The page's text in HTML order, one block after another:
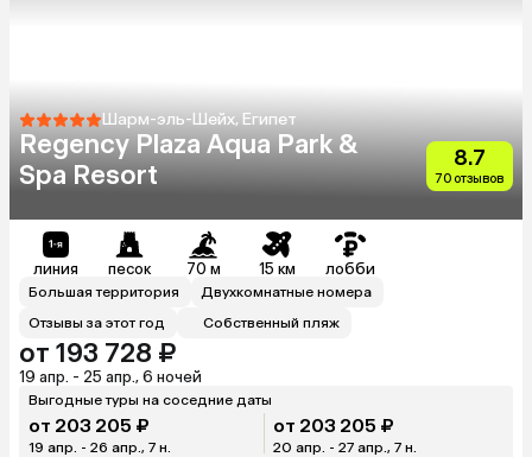
Шарм-эль-Шейх, Египет
Regency Plaza Aqua Park &
Spa Resort
8.7
70 отзывов
линия песок 70 м 15 км лобби
Большая территория
Двухкомнатные номера
Отзывы за этот год
Собственный пляж
от 193 728 ₽
19 апр. - 25 апр., 6 ночей
Выгодные туры на соседние даты
от 203 205 ₽
19 апр. - 26 апр., 7 н.
от 203 205 ₽
20 апр. - 27 апр., 7 н.